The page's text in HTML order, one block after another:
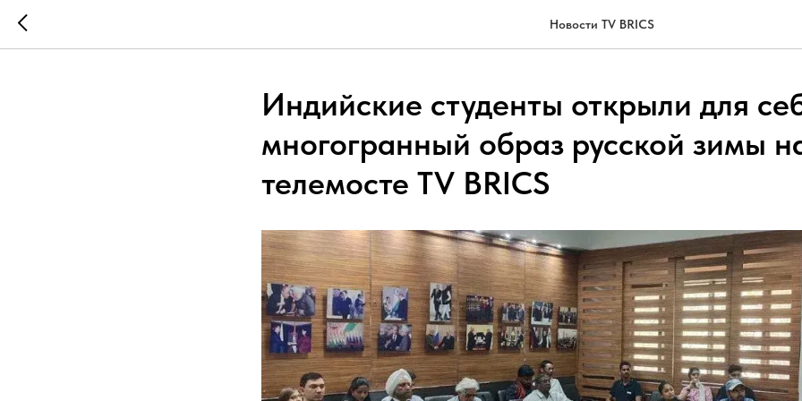
Новости TV BRICS
Индийские студенты открыли для
многогранный образ русской зимы
телемосте TV BRICS